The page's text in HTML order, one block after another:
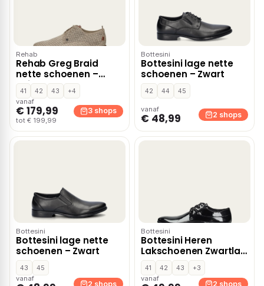
Rehab
Rehab Greg Braid
nette schoenen –
Beige
41 42 43
+4
vanaf
€ 179,99
tot € 199,99
3 shops
Bottesini
Bottesini lage nette
schoenen – Zwart
42 44 45
vanaf
€ 48,99 2 shops
Bottesini
Bottesini lage nette
schoenen – Zwart
43
45
vanaf
2 shops
Bottesini
Bottesini Heren
Lakschoenen Zwartlak
– Zwart lak
41 42 43
+3
vanaf
2 shops